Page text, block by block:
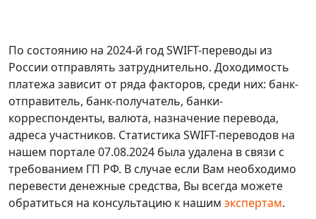
По состоянию на 2024-й год SWIFT-переводы из
России отправлять затруднительно. Доходимость
платежа зависит от ряда факторов, среди них: банк-
отправитель, банк-получатель, банки-
корреспонденты, валюта, назначение перевода,
адреса участников. Статистика SWIFT-переводов на
нашем портале 07.08.2024 была удалена в связи с
требованием ГП РФ. В случае если Вам необходимо
перевести денежные средства, Вы всегда можете
обратиться на консультацию к нашим экспертам.